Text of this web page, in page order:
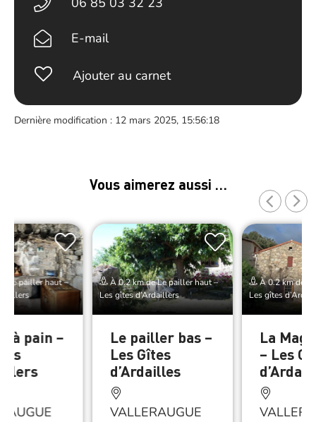
E-mail
Ajouter au carnet
Dernière modification : 12 mars 2025, 15:56:18
Vous aimerez aussi …
Le pailler haut –
à pain –
À 0.2 km de Le pailler haut –
Les gîtes d’Ardaillers
Le pailler bas –
Les Gîtes
d’Ardailles
VALLERAUGUE
À 0.2 km de
Les gîtes
La
– Les